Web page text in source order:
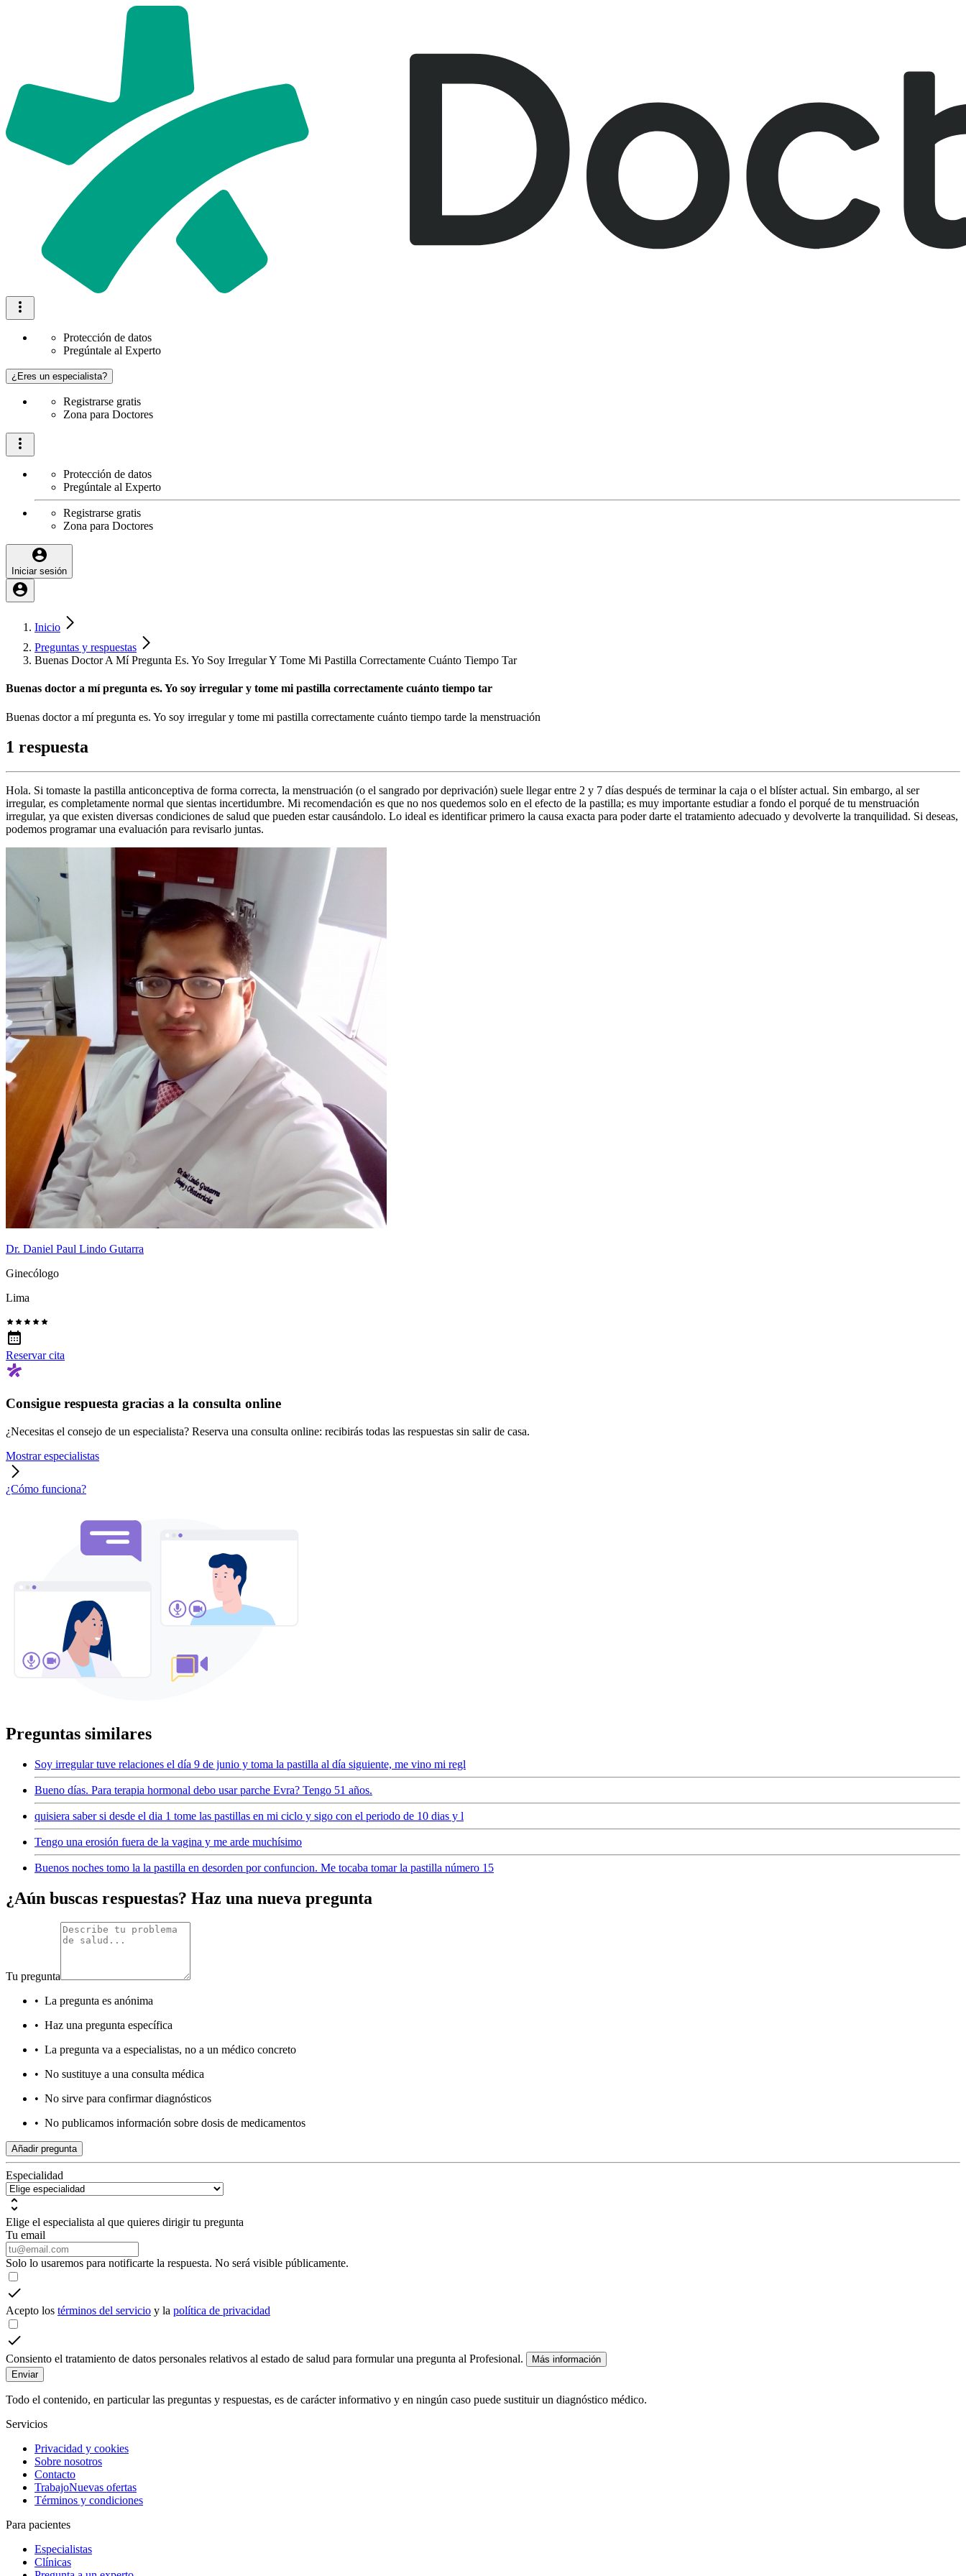
Protección de datos
Pregúntale al Experto
¿Eres un especialista?
Registrarse gratis
Zona para Doctores
Protección de datos
Pregúntale al Experto
Registrarse gratis
Zona para Doctores
Iniciar sesión
Inicio
Preguntas y respuestas
Buenas Doctor A Mí Pregunta Es. Yo Soy Irregular Y Tome Mi Pastilla Correctamente Cuánto Tiempo Tar
Buenas doctor a mí pregunta es. Yo soy irregular y tome mi pastilla correctamente cuánto tiempo tar
Buenas doctor a mí pregunta es. Yo soy irregular y tome mi pastilla correctamente cuánto tiempo tarde la menstruación
1 respuesta
Hola. Si tomaste la pastilla anticonceptiva de forma correcta, la menstruación (o el sangrado por deprivación) suele llegar entre 2 y 7 días después de terminar la caja o el blíster actual. Sin embargo, al ser
irregular, es completamente normal que sientas incertidumbre. Mi recomendación es que no nos quedemos solo en el efecto de la pastilla; es muy importante estudiar a fondo el porqué de tu menstruación
irregular, ya que existen diversas condiciones de salud que pueden estar causándolo. Lo ideal es identificar primero la causa exacta para poder darte el tratamiento adecuado y devolverte la tranquilidad. Si deseas,
podemos programar una evaluación para revisarlo juntas.
Dr. Daniel Paul Lindo Gutarra
Ginecólogo
Lima
Reservar cita
Consigue respuesta gracias a la consulta online
¿Necesitas el consejo de un especialista? Reserva una consulta online: recibirás todas las respuestas sin salir de casa.
Mostrar especialistas
¿Cómo funciona?
Preguntas similares
Soy irregular tuve relaciones el día 9 de junio y toma la pastilla al día siguiente, me vino mi regl
Bueno días. Para terapia hormonal debo usar parche Evra? Tengo 51 años.
quisiera saber si desde el dia 1 tome las pastillas en mi ciclo y sigo con el periodo de 10 dias y l
Tengo una erosión fuera de la vagina y me arde muchísimo
Buenos noches tomo la la pastilla en desorden por confuncion. Me tocaba tomar la pastilla número 15
¿Aún buscas respuestas? Haz una nueva pregunta
Tu pregunta
• La pregunta es anónima
• Haz una pregunta específica
• La pregunta va a especialistas, no a un médico concreto
• No sustituye a una consulta médica
• No sirve para confirmar diagnósticos
• No publicamos información sobre dosis de medicamentos
Añadir pregunta
Especialidad
Elige el especialista al que quieres dirigir tu pregunta
Tu email
Solo lo usaremos para notificarte la respuesta. No será visible públicamente.
Acepto los términos del servicio y la política de privacidad
Consiento el tratamiento de datos personales relativos al estado de salud para formular una pregunta al Profesional.
Más información
Enviar
Todo el contenido, en particular las preguntas y respuestas, es de carácter informativo y en ningún caso puede sustituir un diagnóstico médico.
Servicios
Privacidad y cookies
Sobre nosotros
Contacto
TrabajoNuevas ofertas
Términos y condiciones
Para pacientes
Especialistas
Clínicas